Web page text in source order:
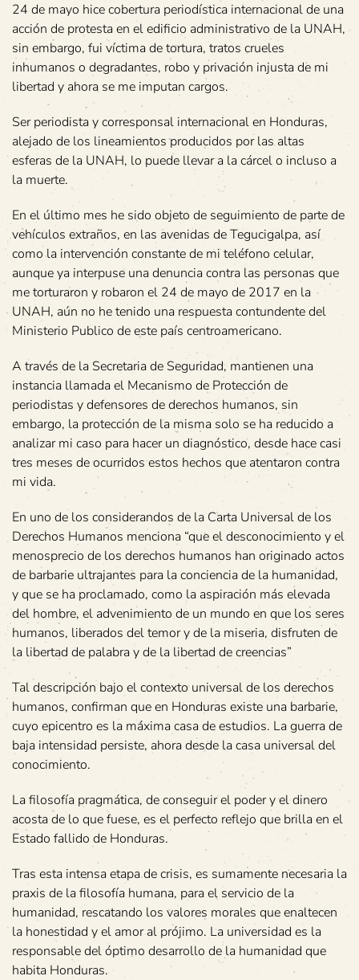
24 de mayo hice cobertura periodística internacional de una
acción de protesta en el edificio administrativo de la UNAH,
sin embargo, fui víctima de tortura, tratos crueles
inhumanos o degradantes, robo y privación injusta de mi
libertad y ahora se me imputan cargos.
Ser periodista y corresponsal internacional en Honduras,
alejado de los lineamientos producidos por las altas
esferas de la UNAH, lo puede llevar a la cárcel o incluso a
la muerte.
En el último mes he sido objeto de seguimiento de parte de
vehículos extraños, en las avenidas de Tegucigalpa, así
como la intervención constante de mi teléfono celular,
aunque ya interpuse una denuncia contra las personas que
me torturaron y robaron el 24 de mayo de 2017 en la
UNAH, aún no he tenido una respuesta contundente del
Ministerio Publico de este país centroamericano.
A través de la Secretaria de Seguridad, mantienen una
instancia llamada el Mecanismo de Protección de
periodistas y defensores de derechos humanos, sin
embargo, la protección de la misma solo se ha reducido a
analizar mi caso para hacer un diagnóstico, desde hace casi
tres meses de ocurridos estos hechos que atentaron contra
mi vida.
En uno de los considerandos de la Carta Universal de los
Derechos Humanos menciona “que el desconocimiento y el
menosprecio de los derechos humanos han originado actos
de barbarie ultrajantes para la conciencia de la humanidad,
y que se ha proclamado, como la aspiración más elevada
del hombre, el advenimiento de un mundo en que los seres
humanos, liberados del temor y de la miseria, disfruten de
la libertad de palabra y de la libertad de creencias”
Tal descripción bajo el contexto universal de los derechos
humanos, confirman que en Honduras existe una barbarie,
cuyo epicentro es la máxima casa de estudios. La guerra de
baja intensidad persiste, ahora desde la casa universal del
conocimiento.
La filosofía pragmática, de conseguir el poder y el dinero
acosta de lo que fuese, es el perfecto reflejo que brilla en el
Estado fallido de Honduras.
Tras esta intensa etapa de crisis, es sumamente necesaria la
praxis de la filosofía humana, para el servicio de la
humanidad, rescatando los valores morales que enaltecen
la honestidad y el amor al prójimo. La universidad es la
responsable del óptimo desarrollo de la humanidad que
habita Honduras.